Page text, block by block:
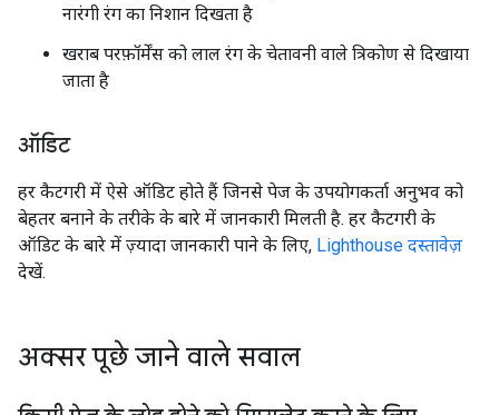
नारंगी रंग का निशान दिखता है
खराब परफ़ॉर्मेंस को लाल रंग के चेतावनी वाले त्रिकोण से दिखाया
जाता है
ऑडिट
हर कैटगरी में ऐसे ऑडिट होते हैं जिनसे पेज के उपयोगकर्ता अनुभव को
बेहतर बनाने के तरीके के बारे में जानकारी मिलती है. हर कैटगरी के
ऑडिट के बारे में ज़्यादा जानकारी पाने के लिए, Lighthouse दस्तावेज़
देखें.
अक्सर पूछे जाने वाले सवाल